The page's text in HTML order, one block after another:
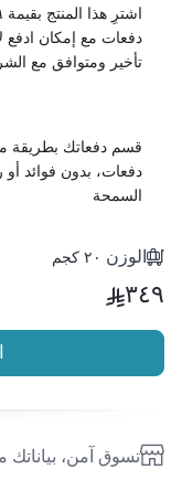
اشترِ هذا المنتج بقيمة ٣٤٩
دفعات مع إمكان ادفع
تأخير ومتوافق مع
دفعات، بدون فوائد
السمحة
الوزن ٢٠ كجم
٣٤٩
تسوق آمن، بياناتك